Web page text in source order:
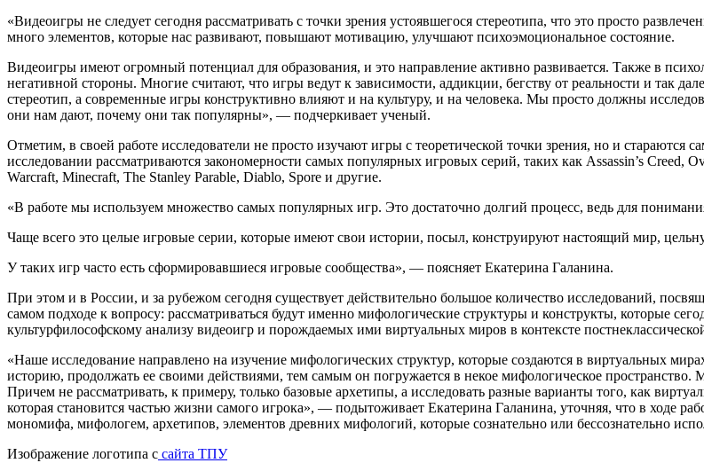
«Видеоигры не следует сегодня рассматривать с точки зрения устоявшегося стереотипа, что это просто
много элементов, которые нас развивают, повышают мотивацию, улучшают психоэмоциональное состояние.
Видеоигры имеют огромный потенциал для образования, и это направление активно развивается. Также в
негативной стороны. Многие считают, что игры ведут к зависимости, аддикции, бегству от реальности и так
стереотип, а современные игры конструктивно влияют и на культуру, и на человека. Мы просто должны
они нам дают, почему они так популярны», — подчеркивает ученый.
Отметим, в своей работе исследователи не просто изучают игры с теоретической точки зрения, но и стараются
исследовании рассматриваются закономерности самых популярных игровых серий, таких как Assassin’s Creed,
Warcraft, Minecraft, The Stanley Parable, Diablo, Spore и другие.
«В работе мы используем множество самых популярных игр. Это достаточно долгий процесс, ведь для
Чаще всего это целые игровые серии, которые имеют свои истории, посыл, конструируют настоящий мир,
У таких игр часто есть сформировавшиеся игровые сообщества», — поясняет Екатерина Галанина.
При этом и в России, и за рубежом сегодня существует действительно большое количество исследований,
самом подходе к вопросу: рассматриваться будут именно мифологические структуры и конструкты, которые
культурфилософскому анализу видеоигр и порождаемых ими виртуальных миров в контексте
«Наше исследование направлено на изучение мифологических структур, которые создаются в виртуальных
историю, продолжать ее своими действиями, тем самым он погружается в некое мифологическое
Причем не рассматривать, к примеру, только базовые архетипы, а исследовать разные варианты того, как
которая становится частью жизни самого игрока», — подытоживает Екатерина Галанина, уточняя, что в ходе
мономифа, мифологем, архетипов, элементов древних мифологий, которые сознательно или бессознательно
Изображение логотипа с сайта ТПУ